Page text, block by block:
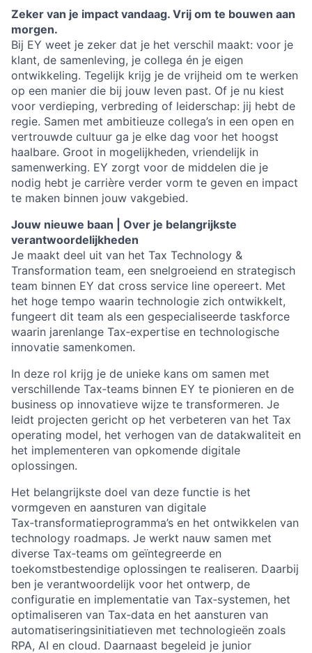
Zeker van je impact vandaag. Vrij om te bouwen aan
morgen.
Bij EY weet je zeker dat je het verschil maakt: voor je
klant, de samenleving, je collega én je eigen
ontwikkeling. Tegelijk krijg je de vrijheid om te werken
op een manier die bij jouw leven past. Of je nu kiest
voor verdieping, verbreding of leiderschap: jij hebt de
regie. Samen met ambitieuze collega’s in een open en
vertrouwde cultuur ga je elke dag voor het hoogst
haalbare. Groot in mogelijkheden, vriendelijk in
samenwerking. EY zorgt voor de middelen die je
nodig hebt je carrière verder vorm te geven en impact
te maken binnen jouw vakgebied.
Jouw nieuwe baan | Over je belangrijkste
verantwoordelijkheden
Je maakt deel uit van het Tax Technology &
Transformation team, een snelgroeiend en strategisch
team binnen EY dat cross service line opereert. Met
het hoge tempo waarin technologie zich ontwikkelt,
fungeert dit team als een gespecialiseerde taskforce
waarin jarenlange Tax‑expertise en technologische
innovatie samenkomen.
In deze rol krijg je de unieke kans om samen met
verschillende Tax‑teams binnen EY te pionieren en de
business op innovatieve wijze te transformeren. Je
leidt projecten gericht op het verbeteren van het Tax
operating model, het verhogen van de datakwaliteit en
het implementeren van opkomende digitale
oplossingen.
Het belangrijkste doel van deze functie is het
vormgeven en aansturen van digitale
Tax‑transformatieprogramma’s en het ontwikkelen van
technology roadmaps. Je werkt nauw samen met
diverse Tax‑teams om geïntegreerde en
toekomstbestendige oplossingen te realiseren. Daarbij
ben je verantwoordelijk voor het ontwerp, de
configuratie en implementatie van Tax‑systemen, het
optimaliseren van Tax‑data en het aansturen van
automatiseringsinitiatieven met technologieën zoals
RPA, AI en cloud. Daarnaast begeleid je junior